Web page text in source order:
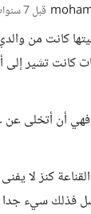
قبل 7 سنوات
كانت من
كانت تشير
أن أتخلى عن
كنز لا
فذلك سيء